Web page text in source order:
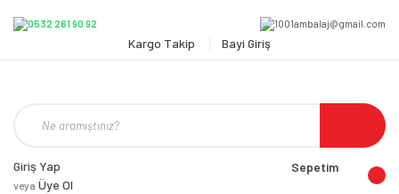
Kargo Takip Bayi Giriş
Giriş Yap
veya Üye Ol
Sepetim